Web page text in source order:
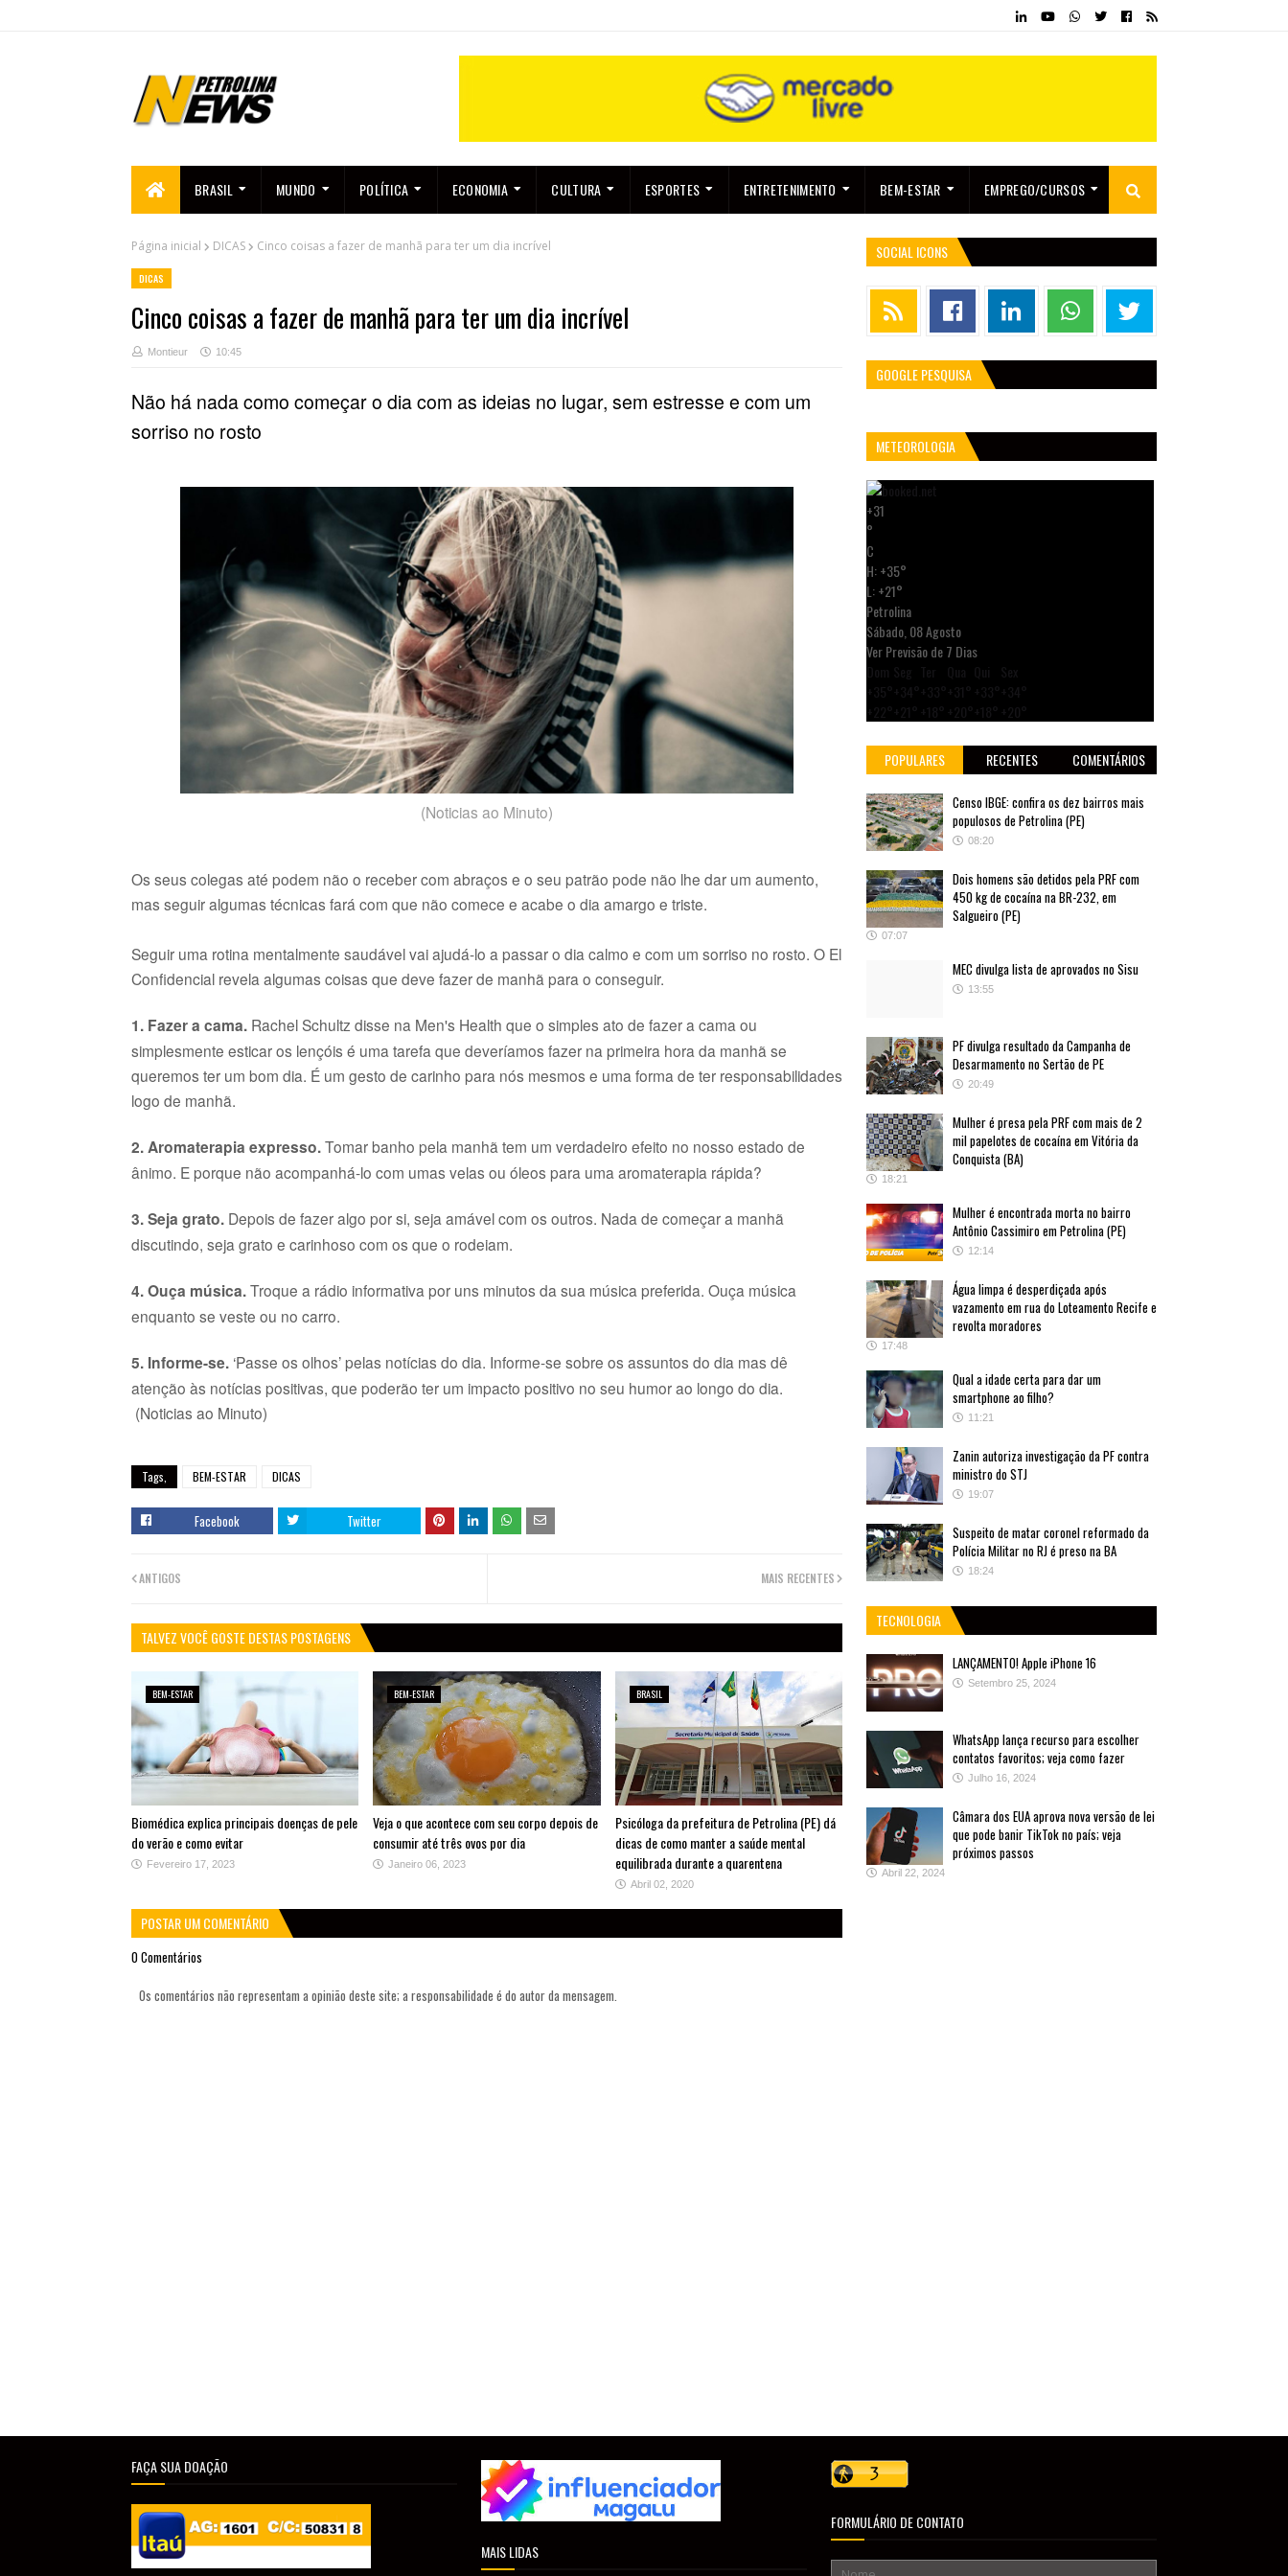
BRASIL MUNDO POLÍTICA ECONOMIA CULTURA ESPORTES ENTRETENIMENTO BEM-ESTAR EMPREGO/CURSOS
Página inicial DICAS Cinco coisas a fazer de manhã para ter um dia incrível
DICAS
Cinco coisas a fazer de manhã para ter um dia incrível
Montieur 10:45
Não há nada como começar o dia com as ideias no lugar, sem estresse e com um
sorriso no rosto
(Noticias ao Minuto)
Os seus colegas até podem não o receber com abraços e o seu patrão pode não lhe dar um aumento,
mas seguir algumas técnicas fará com que não comece e acabe o dia amargo e triste.
Seguir uma rotina mentalmente saudável vai ajudá-lo a passar o dia calmo e com um sorriso no rosto. O El
Confidencial revela algumas coisas que deve fazer de manhã para o conseguir.
1. Fazer a cama. Rachel Schultz disse na Men's Health que o simples ato de fazer a cama ou
simplesmente esticar os lençóis é uma tarefa que deveríamos fazer na primeira hora da manhã se
queremos ter um bom dia. É um gesto de carinho para nós mesmos e uma forma de ter responsabilidades
logo de manhã.
2. Aromaterapia expresso.Tomar banho pela manhã tem um verdadeiro efeito no nosso estado de
ânimo. E porque não acompanhá-lo com umas velas ou óleos para uma aromaterapia rápida?
3. Seja grato. Depois de fazer algo por si, seja amável com os outros. Nada de começar a manhã
discutindo, seja grato e carinhoso com os que o rodeiam.
4. Ouça música.Troque a rádio informativa por uns minutos da sua música preferida. Ouça música
enquanto se veste ou no carro.
5. Informe-se. ‘Passe os olhos’ pelas notícias do dia. Informe-se sobre os assuntos do dia mas dê
atenção às notícias positivas, que poderão ter um impacto positivo no seu humor ao longo do dia.
(Noticias ao Minuto)
Tags, BEM-ESTAR DICAS
Facebook Twitter
MAIS RECENTES
ANTIGOS
TALVEZ VOCÊ GOSTE DESTAS POSTAGENS
BEM-ESTAR
Biomédica explica principais doenças de pele
do verão e como evitar
Fevereiro 17, 2023
BEM-ESTAR
Veja o que acontece com seu corpo depois de
consumir até três ovos por dia
Janeiro 06, 2023
BRASIL
Psicóloga da prefeitura de Petrolina (PE) dá
dicas de como manter a saúde mental
equilibrada durante a quarentena
Abril 02, 2020
POSTAR UM COMENTÁRIO
0 Comentários
Os comentários não representam a opinião deste site; a responsabilidade é do autor da mensagem.
SOCIAL ICONS
GOOGLE PESQUISA
METEOROLOGIA
+31
°
C
H:+35°
L:+21°
Petrolina
Sábado, 08 Agosto
Ver Previsão de 7 Dias
POPULARES RECENTES COMENTÁRIOS
Censo IBGE: confira os dez bairros mais
populosos de Petrolina (PE)
08:20
Dois homens são detidos pela PRF com
450 kg de cocaína na BR-232, em
Salgueiro (PE)
07:07
MEC divulga lista de aprovados no Sisu
13:55
PF divulga resultado da Campanha de
Desarmamento no Sertão de PE
20:49
Mulher é presa pela PRF com mais de 2
mil papelotes de cocaína em Vitória da
Conquista (BA)
18:21
Mulher é encontrada morta no bairro
Antônio Cassimiro em Petrolina (PE)
12:14
Água limpa é desperdiçada após
vazamento em rua do Loteamento Recife e
revolta moradores
17:48
Qual a idade certa para dar um
smartphone ao filho?
11:21
Zanin autoriza investigação da PF contra
ministro do STJ
19:07
Suspeito de matar coronel reformado da
Polícia Militar no RJ é preso na BA
18:24
TECNOLOGIA
LANÇAMENTO! Apple iPhone 16
Setembro 25, 2024
WhatsApp lança recurso para escolher
contatos favoritos; veja como fazer
Julho 16, 2024
Câmara dos EUA aprova nova versão de lei
que pode banir TikTok no país; veja
próximos passos
Abril 22, 2024
FAÇA SUA DOAÇÃO
MAIS LIDAS
FORMULÁRIO DE CONTATO